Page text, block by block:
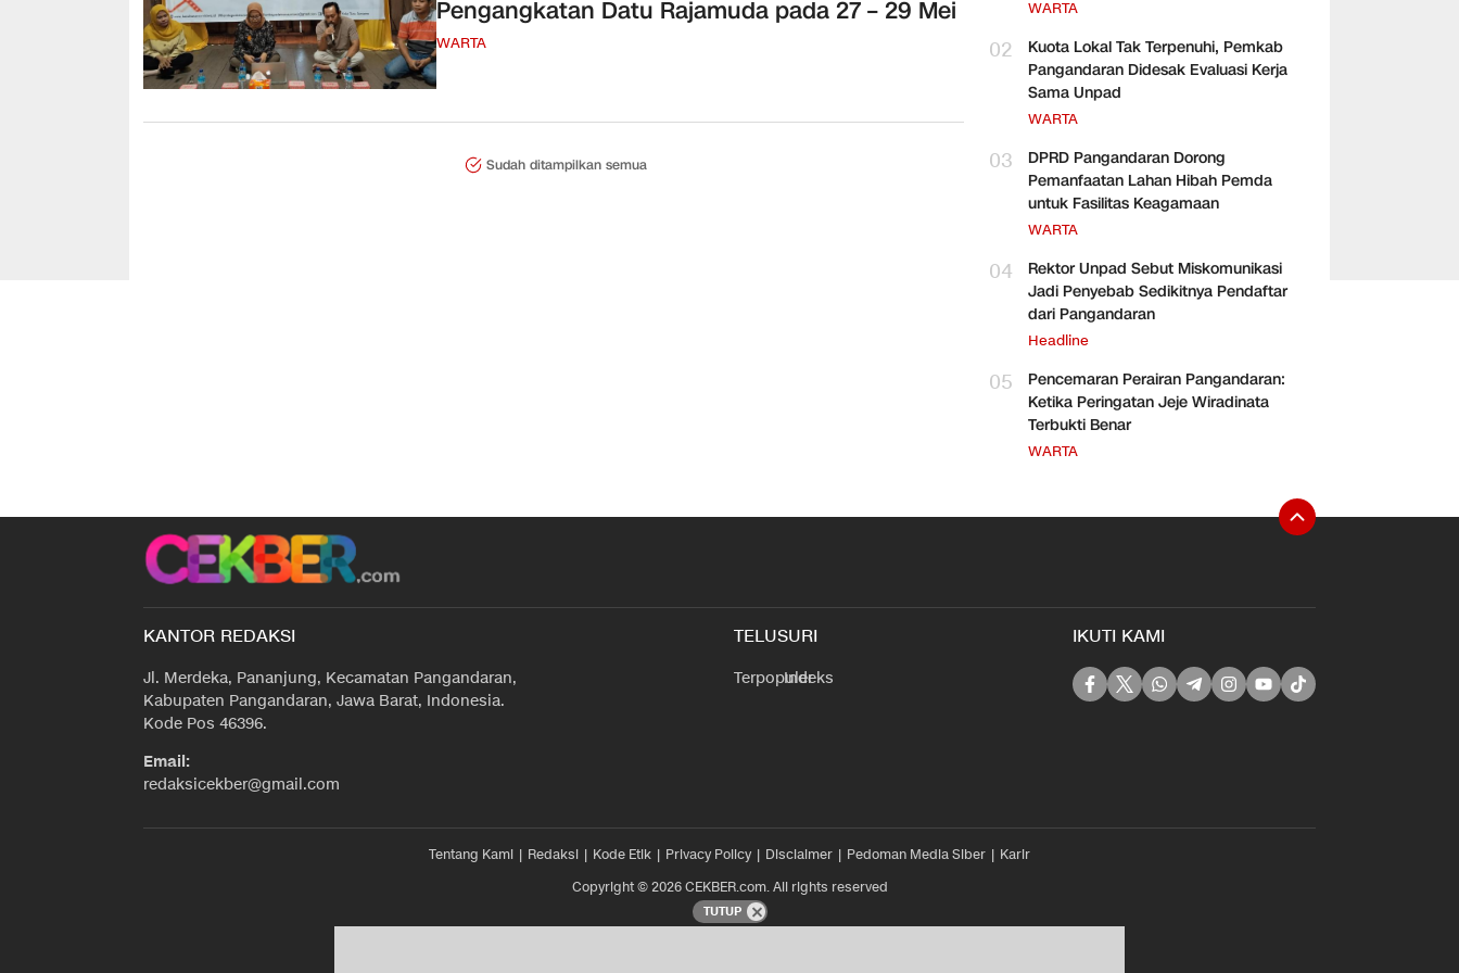
Pengangkatan Datu Rajamuda pada 27 – 29 Mei
WARTA
Sudah ditampilkan semua
WARTA
02
Kuota Lokal Tak Terpenuhi, Pemkab
Pangandaran Didesak Evaluasi Kerja
Sama Unpad
WARTA
03
DPRD Pangandaran Dorong
Pemanfaatan Lahan Hibah Pemda
untuk Fasilitas Keagamaan
WARTA
04
Rektor Unpad Sebut Miskomunikasi
Jadi Penyebab Sedikitnya Pendaftar
dari Pangandaran
Headline
05
Pencemaran Perairan Pangandaran:
Ketika Peringatan Jeje Wiradinata
Terbukti Benar
WARTA
KANTOR REDAKSI
Jl. Merdeka, Pananjung, Kecamatan Pangandaran,
Kabupaten Pangandaran, Jawa Barat, Indonesia.
Kode Pos 46396.
Email:
redaksicekber@gmail.com
TELUSURI
Terpopuler
Indeks
IKUTI KAMI
Tentang Kami Redaksi Kode Etik Privacy Policy Disclaimer Pedoman Media Siber
Karir
Copyright © 2026 CEKBER.com. All rights reserved
TUTUP